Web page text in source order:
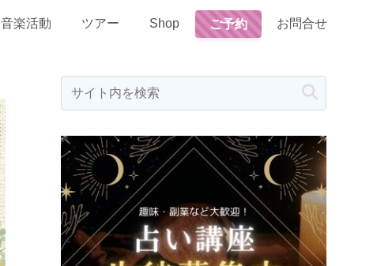
音楽活動 ツアー Shop ご予約 お問合せ